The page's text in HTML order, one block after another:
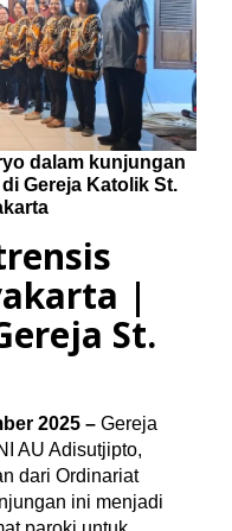
dalam kunjungan
Gereja Katolik St.
|
St.
2025 – Gereja
AU Adisutjipto,
dari Ordinariat
ini menjadi